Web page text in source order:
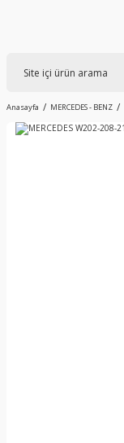
Anasayfa MERCEDES - BENZ